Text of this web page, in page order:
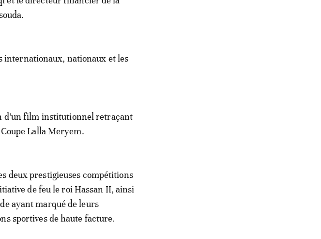
internationaux, nationaux et les
d’un film institutionnel retraçant
Lalla Meryem.
deux prestigieuses compétitions
de feu le roi Hassan II, ainsi
ayant marqué de leurs
sportives de haute facture.